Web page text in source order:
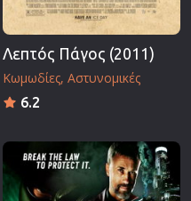
Λεπτός Πάγος (2011)
Κωμωδίες Αστυνομικές
6.2